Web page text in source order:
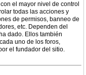
el mayor nivel de control
todas las acciones y
de permisos, banneo de
etc. Dependen del
dado. Ellos también
uno de los foros,
el fundador del sitio.